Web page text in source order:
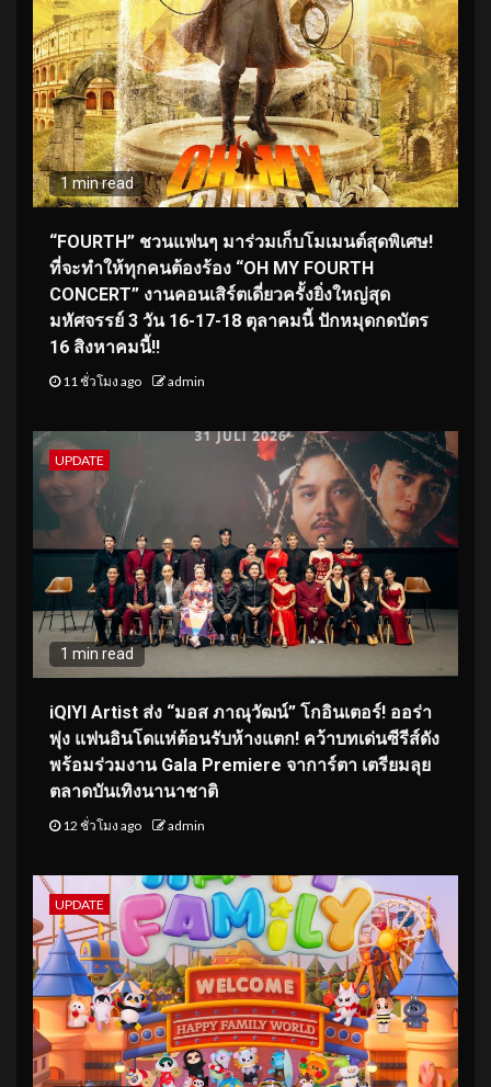
1 min read
“FOURTH” ชวนแฟนๆ มาร่วมเก็บโมเมนต์สุดพิเศษ!
ที่จะทำให้ทุกคนต้องร้อง “OH MY FOURTH
CONCERT” งานคอนเสิร์ตเดี่ยวครั้งยิ่งใหญ่สุด
มหัศจรรย์ 3 วัน 16-17-18 ตุลาคมนี้ ปักหมุดกดบัตร
16 สิงหาคมนี้!!
11 ชั่วโมง ago admin
UPDATE
1 min read
iQIYI Artist ส่ง “มอส ภาณุวัฒน์” โกอินเตอร์! ออร่า
พุ่ง แฟนอินโดแห่ต้อนรับห้างแตก! คว้าบทเด่นซีรีส์ดัง
พร้อมร่วมงาน Gala Premiere จาการ์ตา เตรียมลุย
ตลาดบันเทิงนานาชาติ
12 ชั่วโมง ago admin
UPDATE